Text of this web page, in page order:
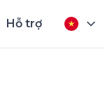
Hỗ trợ